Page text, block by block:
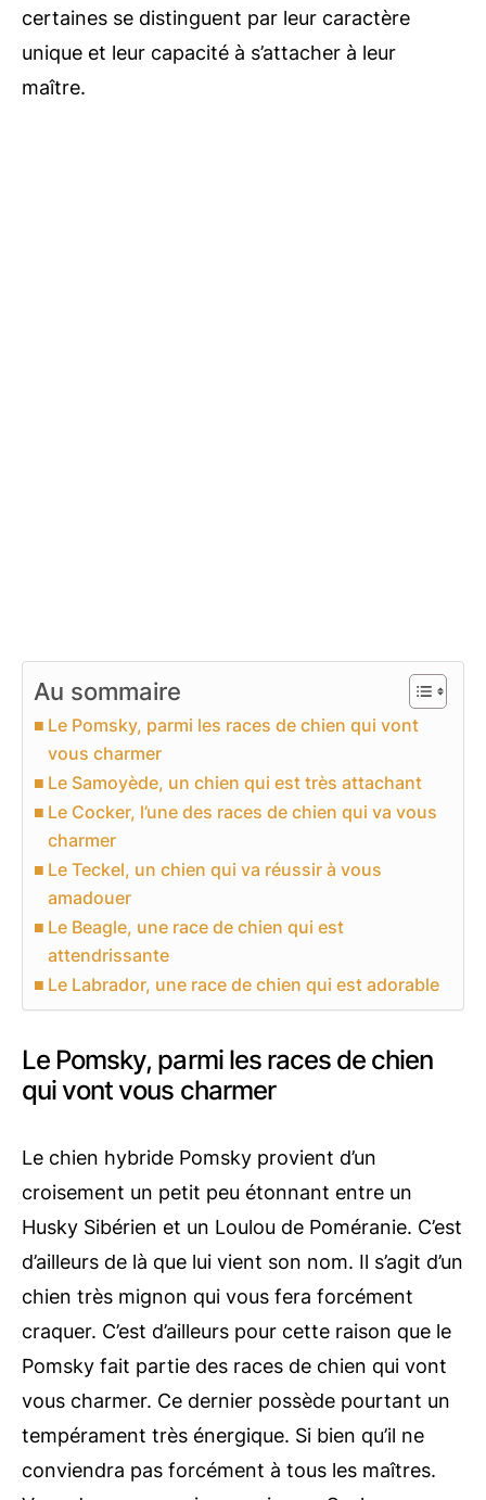
certaines se distinguent par leur caractère
unique et leur capacité à s’attacher à leur
maître.
Au sommaire
Le Pomsky, parmi les races de chien qui vont
vous charmer
Le Samoyède, un chien qui est très attachant
Le Cocker, l’une des races de chien qui va vous
charmer
Le Teckel, un chien qui va réussir à vous
amadouer
Le Beagle, une race de chien qui est
attendrissante
Le Labrador, une race de chien qui est adorable
Le Pomsky, parmi les races de chien
qui vont vous charmer
Le chien hybride Pomsky provient d’un
croisement un petit peu étonnant entre un
Husky Sibérien et un Loulou de Poméranie. C’est
d’ailleurs de là que lui vient son nom. Il s’agit d’un
chien très mignon qui vous fera forcément
craquer. C’est d’ailleurs pour cette raison que le
Pomsky fait partie des races de chien qui vont
vous charmer. Ce dernier possède pourtant un
tempérament très énergique. Si bien qu’il ne
conviendra pas forcément à tous les maîtres.